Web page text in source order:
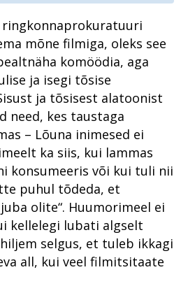
Organiseeritud kuritegevus
Perevägivald
Riigivastased kuriteod
Riik kogub, kodanik vaikib: kas
privaatsus on juba luksus?
Suure kahjuga
majanduskuritegevus
Süüdimõistva kohtuotsuseta
konfiskeerimine – kas Eestile
täiesti võõras?
Tugevatoimelised uimastid
VAADE TULEVIKKU: Milline
tõendamine ja kahju
hüvitamine, kui kannatanuid
on hulgim?
Aastaraamatu eessõna
Kriminaalmenetluse statistika
Vahistamine ja
konfiskeerimine
Alaealiste kokkupuude
kriminaalmenetlusega
Perevägivald
Raske
korruptsioonikuritegevus
Tugevatoimelised uimastid
Kauplusevargused – kas
kerge hõlptulu või vastuseta
sotsiaalne probleem?
Arheoloogiliste esemete must
turg: kultuurisõda Ukrainas
Ahistava jälitamise juhtumites
mängib rolli omanditunne
Ahistamist ei pea taluma
Koostöö ja teadvustamine:
lähisuhtevägivalla
lahendamine kogukonna toel
Kui kuritegelik ühendus
koduõuele kipub
Nõrgemate ärakasutamine
riivab ühiskondlikku
Kuritegevus ei tohi ära tasuda
Kuritegude inetud tagajärjed
elavad kauem kui kuriteod ise
Lääne ringkonnaprokuratuur
aastal 2022
Lõuna ringkonnaprokuratuur
aastal 2022
Organiseeritud kuritegevus
Perevägivald
Pikk menetlusaeg koos
infosuluga väetavad leebet
suhtumist korruptsiooni
Põhja ringkonnaprokuratuur
ringkonnaprokuratuuri
mõne filmiga, oleks see
komöödia, aga
ja isegi tõsise
ja tõsisest alatoonist
need, kes taustaga
– Lõuna inimesed ei
ka siis, kui lammas
konsumeeris või kui tuli nii
puhul tõdeda, et
olite“. Huumorimeel ei
kellelegi lubati algselt
selgus, et tuleb ikkagi
all, kui veel filmitsitaate